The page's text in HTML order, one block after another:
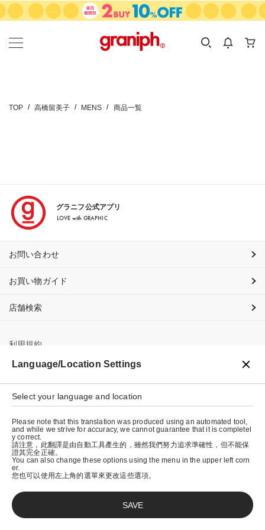
カテゴリーから探す
KIDS
カテゴリ
サイズ
TOP 高橋留美子 MENS 商品一覧
グラニフ公式アプリ
LOVE with GRAPHIC
お問い合わせ
お買い物ガイド
店舗検索
利用規約
プライバシーポリシー
特定商取引法に基づく表示
会社概要
© graniph inc.
Language/Location Settings
Select your language and location
Please note that this translation was produced using an automated tool,
and while we strive for accuracy, we cannot guarantee that it is completel
y correct.
請注意，此翻譯是由自動工具產生的，雖然我們努力追求準確性，但不能保
證其完全正確。
You can also change these options using the menu in the upper left corn
er.
您也可以使用左上角的選單來更改這些選項。
SAVE